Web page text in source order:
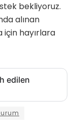
bekliyoruz.
alınan
için hayırlara
edilen